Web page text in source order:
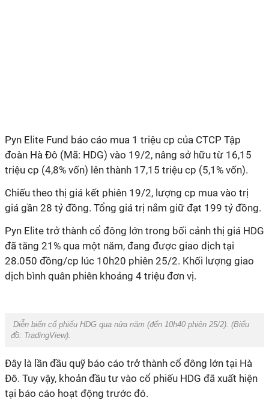
Pyn Elite Fund báo cáo mua 1 triệu cp của CTCP Tập
đoàn Hà Đô (Mã: HDG) vào 19/2, nâng sở hữu từ 16,15
triệu cp (4,8% vốn) lên thành 17,15 triệu cp (5,1% vốn).
Chiếu theo thị giá kết phiên 19/2, lượng cp mua vào trị
giá gần 28 tỷ đồng. Tổng giá trị nắm giữ đạt 199 tỷ đồng.
Pyn Elite trở thành cổ đông lớn trong bối cảnh thị giá HDG
đã tăng 21% qua một năm, đang được giao dịch tại
28.050 đồng/cp lúc 10h20 phiên 25/2. Khối lượng giao
dịch bình quân phiên khoảng 4 triệu đơn vị.
Diễn biến cổ phiếu HDG qua nửa năm (đến 10h40 phiên 25/2). (Biểu
đồ: TradingView).
Đây là lần đầu quỹ báo cáo trở thành cổ đông lớn tại Hà
Đô. Tuy vậy, khoản đầu tư vào cổ phiếu HDG đã xuất hiện
tại báo cáo hoạt động trước đó.